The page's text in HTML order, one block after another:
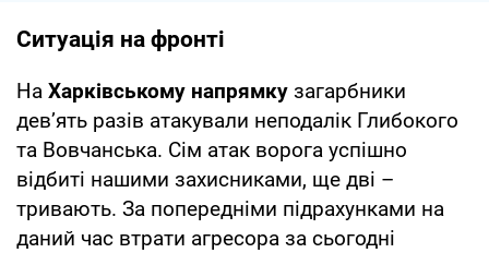
Ситуація на фронті
На Харківському напрямку загарбники
дев’ять разів атакували неподалік Глибокого
та Вовчанська. Сім атак ворога успішно
відбиті нашими захисниками, ще дві –
тривають. За попередніми підрахунками на
даний час втрати агресора за сьогодні